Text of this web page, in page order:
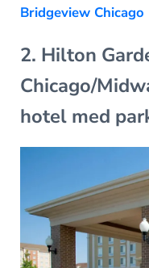
Bridgeview Chicago
2. Hilton
Chicago/
hotel med